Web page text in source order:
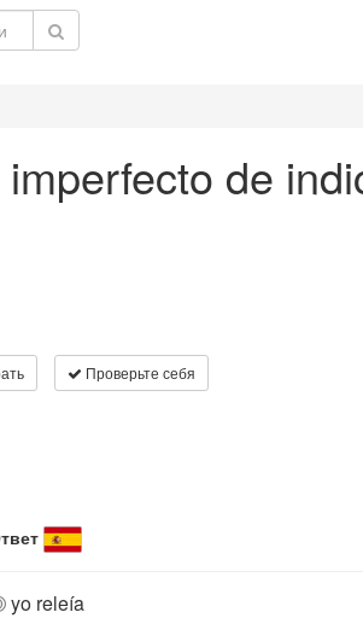
de
Проверьте себя
yo releía